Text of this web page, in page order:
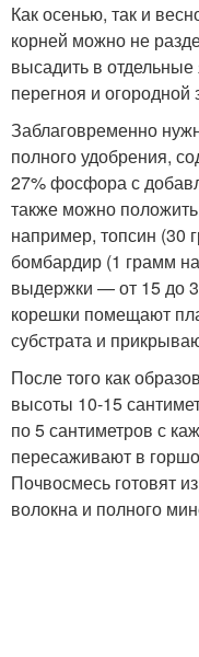
Как осенью, так и
корней можно не
высадить в
перегноя и огородной
Заблаговременно
полного удобрения,
27% фосфора с
также можно
например, топсин (30
бомбардир (1 грамм
выдержки — от 15 до
корешки помещают
субстрата и
После того как
высоты 10-15
по 5 сантиметров с
пересаживают в
Почвосмесь готовят
волокна и полного